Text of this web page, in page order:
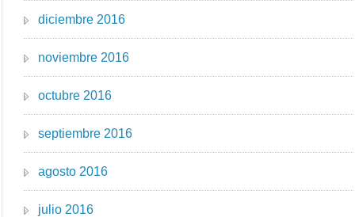
diciembre 2016
noviembre 2016
octubre 2016
septiembre 2016
agosto 2016
julio 2016